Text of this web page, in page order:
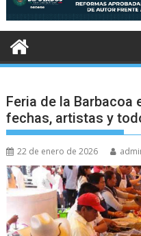
Feria de la Barbacoa
fechas, artistas y
22 de enero de 2026